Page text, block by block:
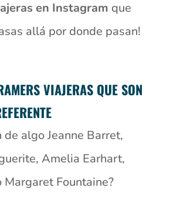
en Instagram que
allá por donde pasan!
VIAJERAS QUE SON
de algo Jeanne Barret,
Amelia Earhart,
Fountaine?